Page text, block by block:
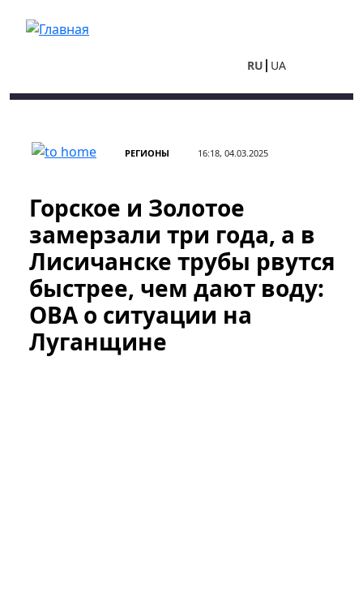
RU UA
РЕГИОНЫ 16:18, 04.03.2025
Горское и Золотое
замерзали три года, а в
Лисичанске трубы рвутся
быстрее, чем дают воду:
ОВА о ситуации на
Луганщине